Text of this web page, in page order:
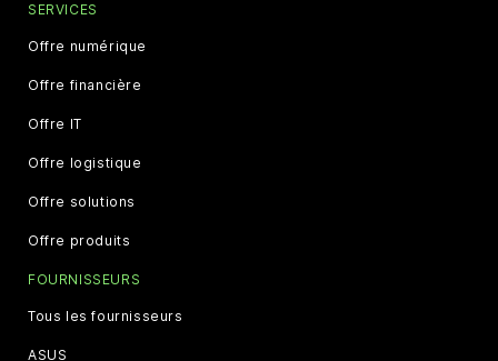
SERVICES
Offre numérique
Offre financière
Offre IT
Offre logistique
Offre solutions
Offre produits
FOURNISSEURS
Tous les fournisseurs
ASUS